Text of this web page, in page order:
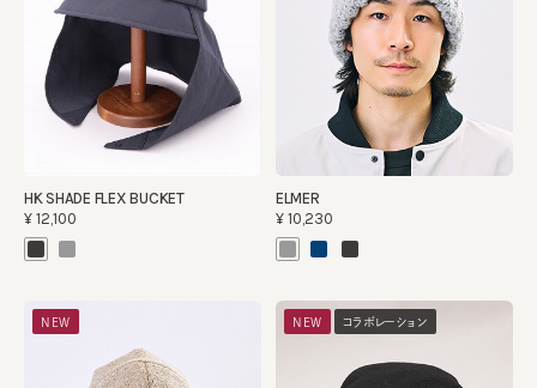
HK SHADE FLEX BUCKET
¥12,100
ELMER
¥10,230
NEW NEW コラボレーション